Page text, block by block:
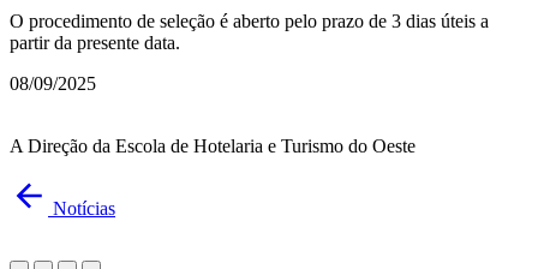
O procedimento de seleção é aberto pelo prazo de 3 dias úteis a
partir da presente data.
08/09/2025
A Direção da Escola de Hotelaria e Turismo do Oeste
Notícias